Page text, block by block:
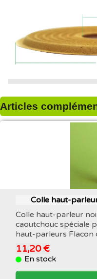
Articles
Colle haut-
Colle haut-parleur
caoutchouc spéciale
haut-parleurs Flacon
11,20 €
En stock